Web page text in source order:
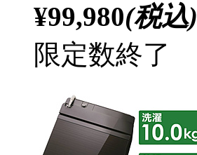
¥99,980(税込)
限定数終了